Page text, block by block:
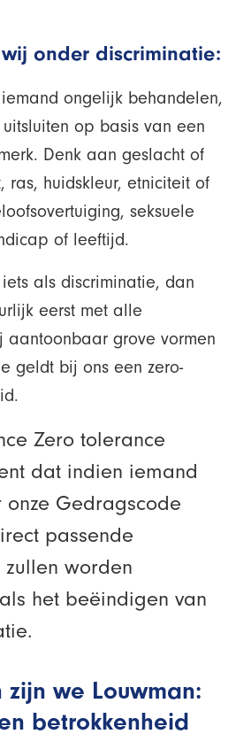
onder discriminatie:
ongelijk behandelen,
op basis van een
Denk aan geslacht of
ras, huidskleur, etniciteit of
seksuele
of leeftijd.
als discriminatie, dan
eerst met alle
aantoonbaar grove vormen
geldt bij ons een zero-
Zero tolerance
dat indien iemand
Gedragscode
passende
worden
het beëindigen van
zijn we Louwman:
betrokkenheid